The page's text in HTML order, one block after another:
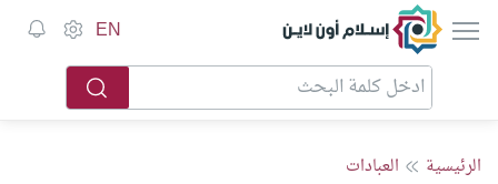
إسلام أون لاين EN
الرئيسية العبادات